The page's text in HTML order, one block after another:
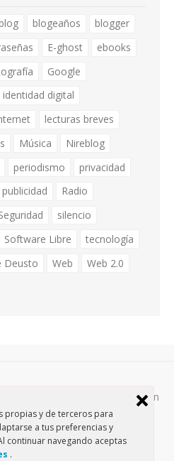
propias y de terceros para
a tus preferencias y
continuar navegando aceptas
.
blogeaños
blogger
E-ghost
ebooks
Google
identidad digital
lecturas breves
Música
Nireblog
periodismo
privacidad
publicidad
Radio
silencio
Software Libre
tecnología
Deusto Web
Web 2.0
contenidos de esta página están
Creative Commons Attribution-
3.0. / Política de privacidad
Design Lab